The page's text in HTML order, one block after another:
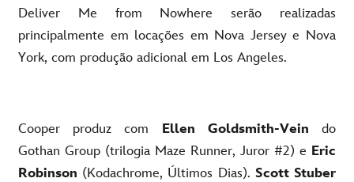
Deliver Me from Nowhere serão realizadas
principalmente em locações em Nova Jersey e Nova
York, com produção adicional em Los Angeles.
Cooper produz com Ellen Goldsmith-Vein do
Gothan Group (trilogia Maze Runner, Juror #2) e Eric
Robinson (Kodachrome, Últimos Dias). Scott Stuber